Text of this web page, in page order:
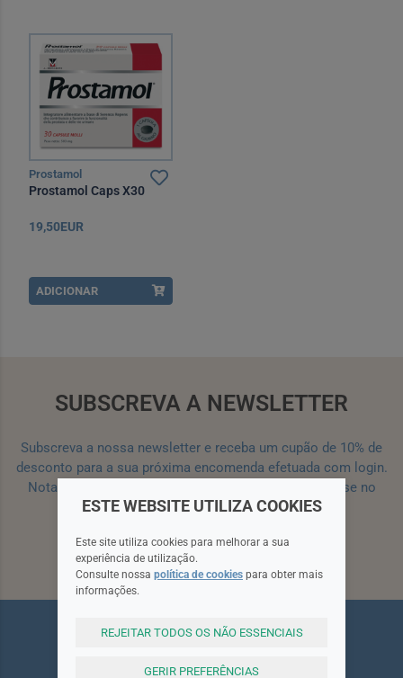
Prostamol
Prostamol Caps X30
19,50EUR
ADICIONAR
SUBSCREVA A NEWSLETTER
Subscreva a nossa newsletter e receba um cupão de 10% de
desconto para a sua próxima encomenda efetuada com login.
Nota: Para receber o cupão deverá primeiro registar-se no
site! Registar
ESTE WEBSITE UTILIZA COOKIES
Este site utiliza cookies para melhorar a sua
experiência de utilização.
Consulte nossa política de cookies para obter mais
informações.
REJEITAR TODOS OS NÃO ESSENCIAIS
GERIR PREFERÊNCIAS